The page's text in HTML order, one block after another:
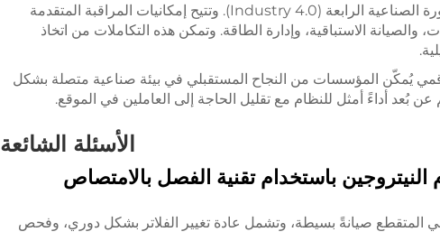
والتحكم الصناعية، مما يدعم مبادرات الثورة الصناعية الرابعة (Industry 4.0). وتتيح إمكانيات المراقبة المتقدمة
الاستباقية، وإدارة الطاقة. وتمكن هذه التكاملات من اتخاذ
يُمكّن المؤسسات من النجاح المستقبلي في بيئة صناعية متصلة بشكل
بُعد أداءً أمثل للنظام مع تقليل الحاجة إلى العاملين في الموقع.
الأسئلة الشائعة
النيتروجين باستخدام تقنية الفصل بالامتصاص
المتقطع صيانةً بسيطة، وتشمل عادة تغيير الفلاتر بشكل دوري، وفحص